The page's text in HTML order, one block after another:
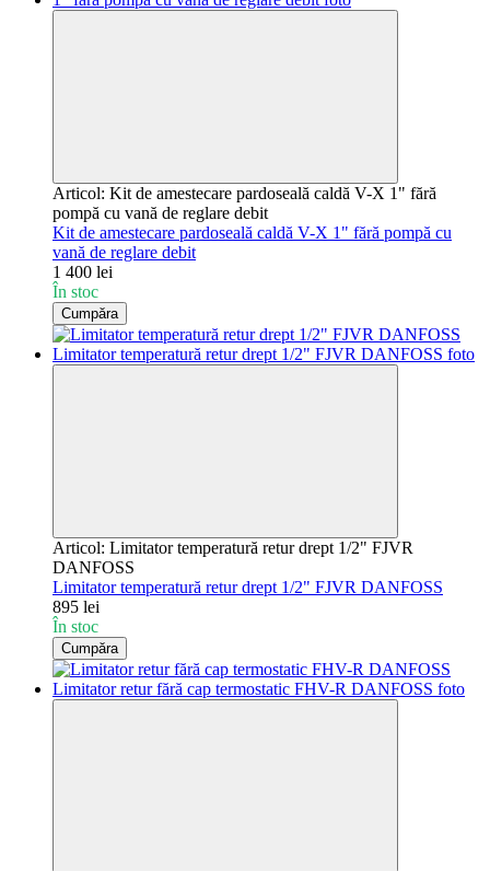
Articol: Kit de amestecare pardoseală caldă V-X 1" fără
pompă cu vană de reglare debit
Kit de amestecare pardoseală caldă V-X 1" fără pompă cu
vană de reglare debit
1 400 lei
În stoc
Cumpăra
Articol: Limitator temperatură retur drept 1/2" FJVR
DANFOSS
Limitator temperatură retur drept 1/2" FJVR DANFOSS
895 lei
În stoc
Cumpăra